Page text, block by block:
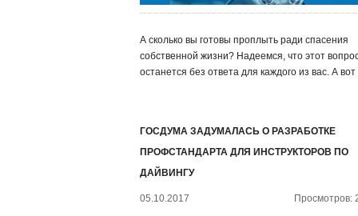
А сколько вы готовы проплыть ради спасения
собственной жизни? Надеемся, что этот
останется без ответа для каждого из вас. А
ГОСДУМА ЗАДУМАЛАСЬ О РАЗРАБОТКЕ
ПРОФСТАНДАРТА ДЛЯ ИНСТРУКТОРОВ ПО
ДАЙВИНГУ
05.10.2017 Просмотров: